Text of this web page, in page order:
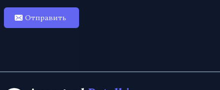
Отправить